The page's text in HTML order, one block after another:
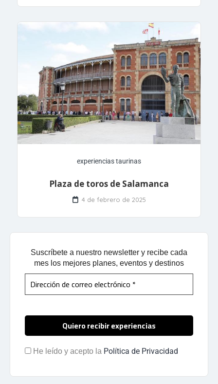
experiencias taurinas
Plaza de toros de Salamanca
4 de febrero de 2025
Suscríbete a nuestro newsletter y recibe cada
mes los mejores planes, eventos y destinos
He leído y acepto la Política de Privacidad